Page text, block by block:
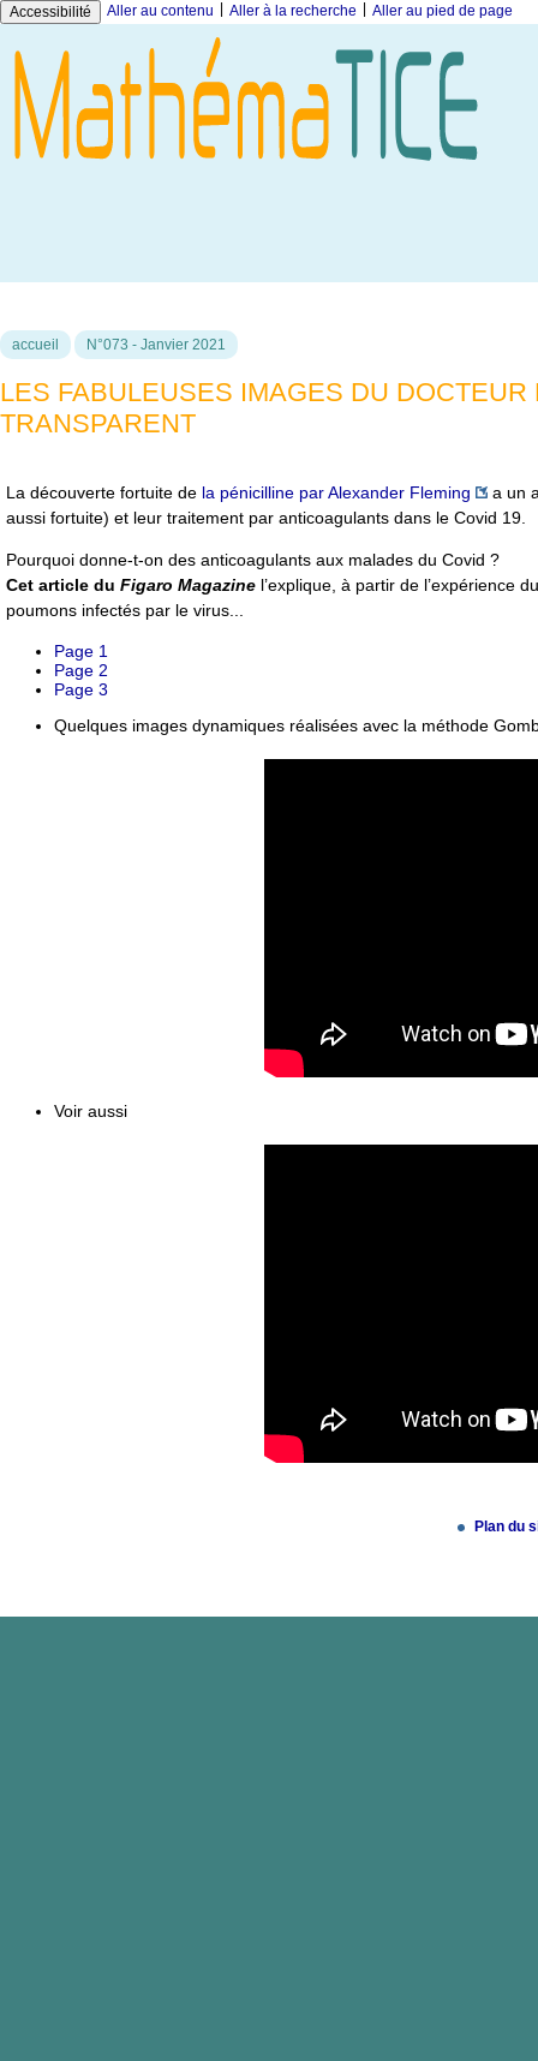
Accessibilité Aller au contenu Aller à la recherche Aller au pied de page
accueil N°073 - Janvier 2021
LES FABULEUSES IMAGES DU
TRANSPARENT
La découverte fortuite de la pénicilline par Alexander Fleming
a un
aussi fortuite) et leur traitement par anticoagulants dans le Covid 19.
Pourquoi donne-t-on des anticoagulants aux malades du Covid ?
Cet article du Figaro Magazine l’explique, à partir de l’expérience
poumons infectés par le virus...
Page 1
Page 2
Page 3
Quelques images dynamiques réalisées avec la méthode
Voir aussi
Plan du